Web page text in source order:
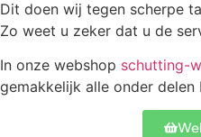
Dit doen wij tegen scherpe
Zo weet u zeker dat u de
In onze webshop schutting-
gemakkelijk alle onder delen